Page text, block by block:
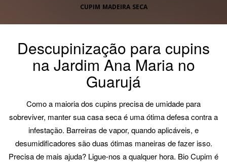
CUPIM MADEIRA SECA
Descupinização para cupins
na Jardim Ana Maria no
Guarujá
Como a maioria dos cupins precisa de umidade para
sobreviver, manter sua casa seca é uma ótima defesa contra a
infestação. Barreiras de vapor, quando aplicáveis, e
desumidificadores são duas ótimas maneiras de fazer isso.
Precisa de mais ajuda? Ligue-nos a qualquer hora. Bio Cupim é